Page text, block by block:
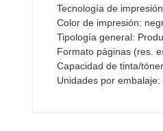
imágenes
Tecnología de
Color de impresión:
Tipología general:
Formato páginas (res.
Capacidad de tinta/
Unidades por embalaje: